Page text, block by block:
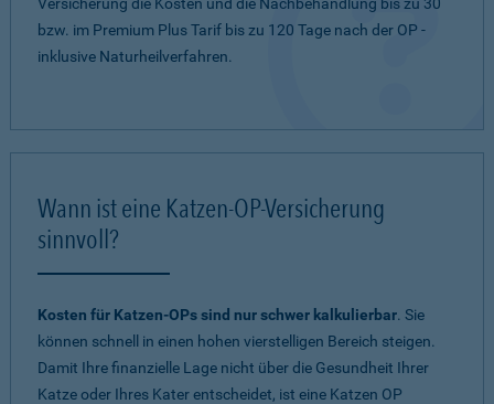
bzw. im Premium Plus Tarif bis zu 120 Tage nach der OP -
inklusive Naturheilverfahren.
Wann ist eine Katzen-OP-Versicherung
sinnvoll?
Kosten für Katzen-OPs sind nur schwer kalkulierbar. Sie
können schnell in einen hohen vierstelligen Bereich steigen.
Damit Ihre finanzielle Lage nicht über die Gesundheit Ihrer
Katze oder Ihres Kater entscheidet, ist eine Katzen OP